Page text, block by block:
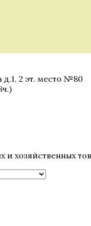
2 эт. место №80
и хозяйственных